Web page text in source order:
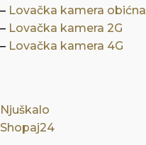
– Lovačka kamera obićna
– Lovačka kamera 2G
– Lovačka kamera 4G
Njuškalo
Shopaj24